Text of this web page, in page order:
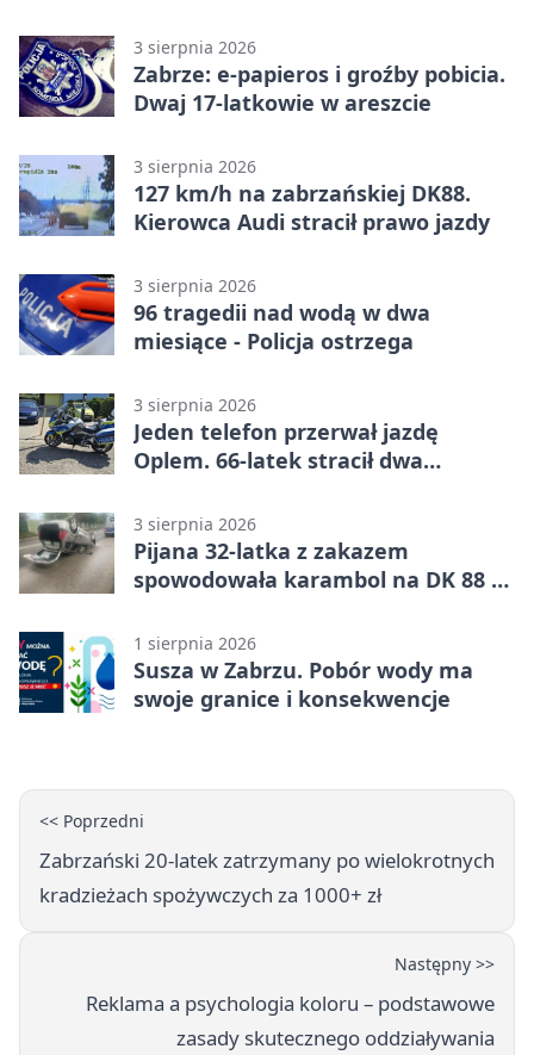
3 sierpnia 2026
Zabrze: e-papieros i groźby pobicia.
Dwaj 17-latkowie w areszcie
3 sierpnia 2026
127 km/h na zabrzańskiej DK88.
Kierowca Audi stracił prawo jazdy
3 sierpnia 2026
96 tragedii nad wodą w dwa
miesiące - Policja ostrzega
3 sierpnia 2026
Jeden telefon przerwał jazdę
Oplem. 66-latek stracił dwa
3 sierpnia 2026
Pijana 32-latka z zakazem
spowodowała karambol na DK 88 w
1 sierpnia 2026
Susza w Zabrzu. Pobór wody ma
swoje granice i konsekwencje
<< Poprzedni
Zabrzański 20-latek zatrzymany po wielokrotnych
kradzieżach spożywczych za 1000+ zł
Następny >>
Reklama a psychologia koloru – podstawowe
zasady skutecznego oddziaływania